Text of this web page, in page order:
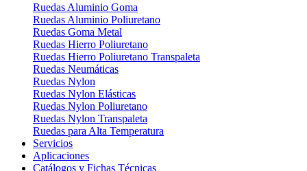
Ruedas Aluminio Goma
Ruedas Aluminio Poliuretano
Ruedas Goma Metal
Ruedas Hierro Poliuretano
Ruedas Hierro Poliuretano Transpaleta
Ruedas Neumáticas
Ruedas Nylon
Ruedas Nylon Elásticas
Ruedas Nylon Poliuretano
Ruedas Nylon Transpaleta
Ruedas para Alta Temperatura
Servicios
Aplicaciones
Catálogos y Fichas Técnicas